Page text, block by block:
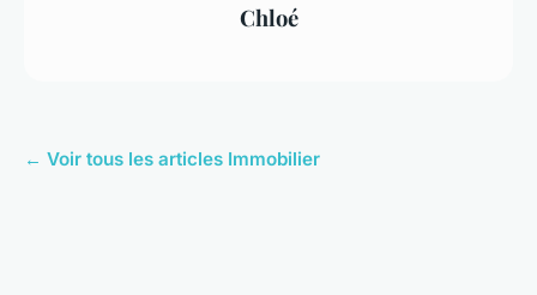
Chloé
← Voir tous les articles Immobilier